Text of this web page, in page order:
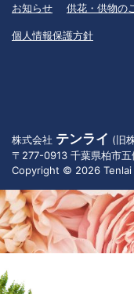
お知らせ 供花・供物の
個人情報保護方針
株式会社 テンライ (旧
〒277-0913 千葉県柏市
Copyright © 2026